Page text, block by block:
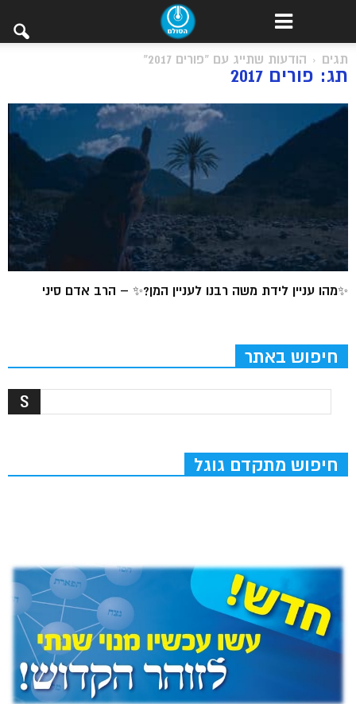
תגים הודעות שתייג עם "פורים 2017"
תג: פורים 2017
✨מהו עניין לידת משה רבנו לעניין המן?✨ – הרב אדם סיני
חיפוש באתר
חיפוש מתקדם גוגל